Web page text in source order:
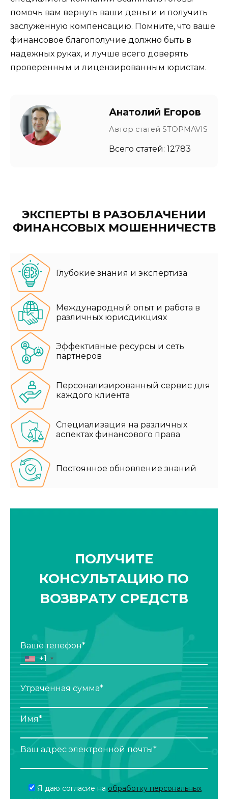
помочь вам вернуть ваши деньги и получить
заслуженную компенсацию. Помните, что ваше
финансовое благополучие должно быть в
надежных руках, и лучше всего доверять
проверенным и лицензированным юристам.
Анатолий Егоров
Автор статей STOPMAVIS
Всего статей: 12783
ЭКСПЕРТЫ В РАЗОБЛАЧЕНИИ
ФИНАНСОВЫХ МОШЕННИЧЕСТВ
Глубокие знания и экспертиза
Международный опыт и работа в
различных юрисдикциях
Эффективные ресурсы и сеть
партнеров
Персонализированный сервис для
каждого клиента
Специализация на различных
аспектах финансового права
Постоянное обновление знаний
ПОЛУЧИТЕ
КОНСУЛЬТАЦИЮ ПО
ВОЗВРАТУ СРЕДСТВ
Ваше телефон*
+1
Утраченная сумма*
Имя*
Ваш адрес электронной почты*
Я даю согласие на обработку персональных